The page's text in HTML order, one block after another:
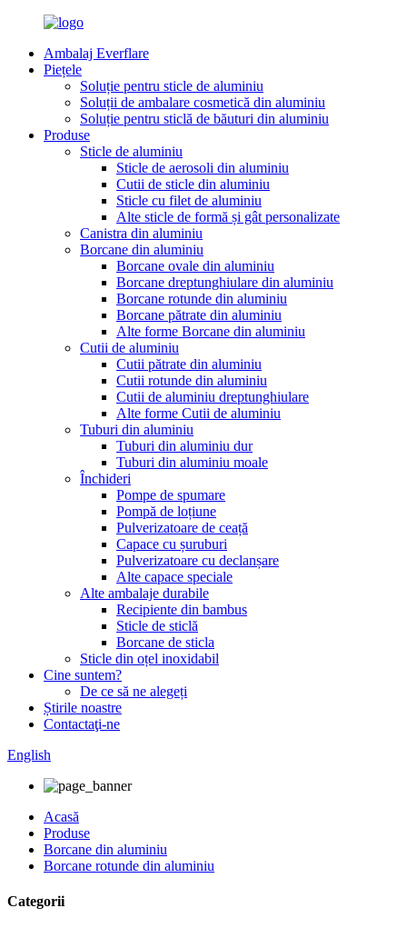
Ambalaj Everflare
Piețele
Soluție pentru sticle de aluminiu
Soluții de ambalare cosmetică din aluminiu
Soluție pentru sticlă de băuturi din aluminiu
Produse
Sticle de aluminiu
Sticle de aerosoli din aluminiu
Cutii de sticle din aluminiu
Sticle cu filet de aluminiu
Alte sticle de formă și gât personalizate
Canistra din aluminiu
Borcane din aluminiu
Borcane ovale din aluminiu
Borcane dreptunghiulare din aluminiu
Borcane rotunde din aluminiu
Borcane pătrate din aluminiu
Alte forme Borcane din aluminiu
Cutii de aluminiu
Cutii pătrate din aluminiu
Cutii rotunde din aluminiu
Cutii de aluminiu dreptunghiulare
Alte forme Cutii de aluminiu
Tuburi din aluminiu
Tuburi din aluminiu dur
Tuburi din aluminiu moale
Închideri
Pompe de spumare
Pompă de loțiune
Pulverizatoare de ceață
Capace cu șuruburi
Pulverizatoare cu declanșare
Alte capace speciale
Alte ambalaje durabile
Recipiente din bambus
Sticle de sticlă
Borcane de sticla
Sticle din oțel inoxidabil
Cine suntem?
De ce să ne alegeți
Știrile noastre
Contactaţi-ne
English
Acasă
Produse
Borcane din aluminiu
Borcane rotunde din aluminiu
Categorii